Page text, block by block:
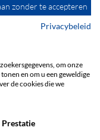
zonder te accepteren
Privacybeleid
om onze
en om u een geweldige
de cookies die we
Prestatie